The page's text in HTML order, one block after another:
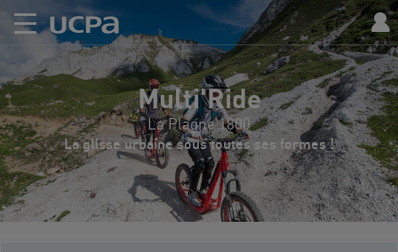
Multi'Ride
La Plagne 1800
La glisse urbaine sous toutes ses formes !